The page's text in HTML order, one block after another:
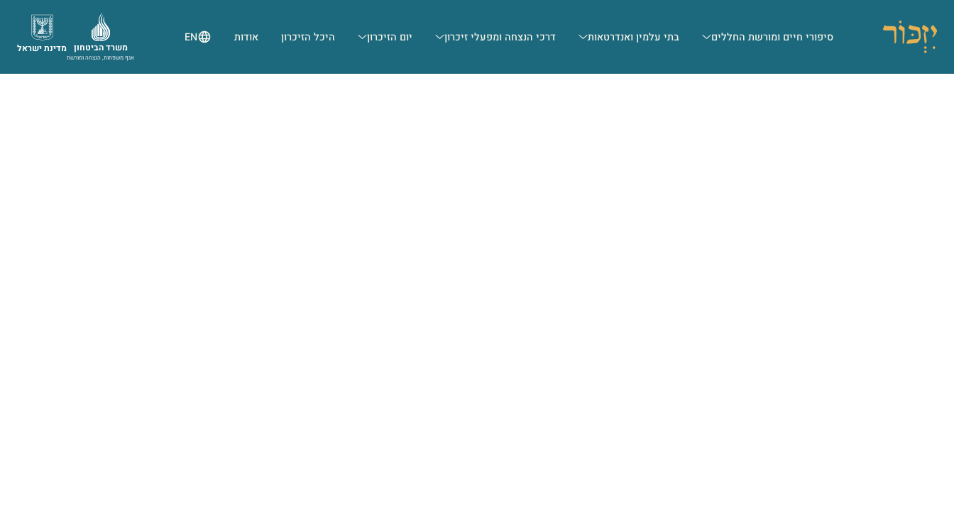
סיפורי חיים ומורשת החללים בתי עלמין ואנדרטאות דרכי הנצחה ומפעלי זיכרון יום הזיכרון היכל הזיכרון אודות EN
מדינת ישראל משרד הביטחון
אגף משפחות, הנצחה ומורשת